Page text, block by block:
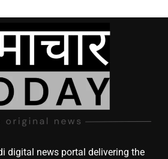
digital news portal delivering the